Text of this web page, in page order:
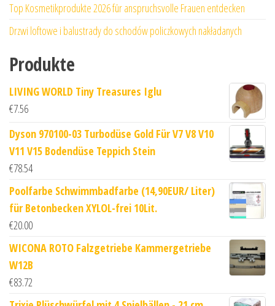
Top Kosmetikprodukte 2026 für anspruchsvolle Frauen entdecken
Drzwi loftowe i balustrady do schodów policzkowych nakładanych
Produkte
LIVING WORLD Tiny Treasures Iglu
€7.56
Dyson 970100-03 Turbodüse Gold Für V7 V8 V10
V11 V15 Bodendüse Teppich Stein
€78.54
Poolfarbe Schwimmbadfarbe (14,90EUR/ Liter)
für Betonbecken XYLOL-frei 10Lit.
€20.00
WICONA ROTO Falzgetriebe Kammergetriebe
W12B
€83.72